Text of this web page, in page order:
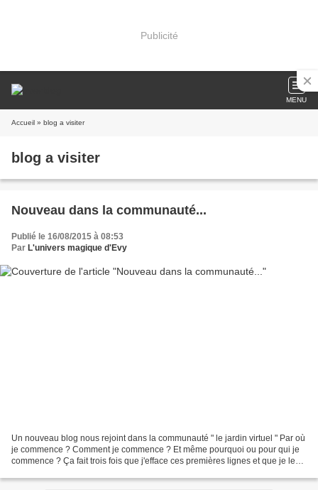
Publicité
MENU
Accueil » blog a visiter
blog a visiter
Nouveau dans la communauté...
Publié le 16/08/2015 à 08:53
Par L'univers magique d'Evy
Un nouveau blog nous rejoint dans la communauté " le jardin virtuel " Par où
je commence ? Comment je commence ? Et même pourquoi ou pour qui je
commence ? Ça fait trois fois que j'efface ces premières lignes et que je les